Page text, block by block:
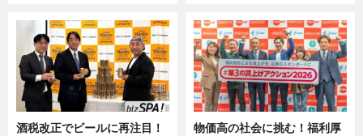
酒税改正でビールに再注目！ 物価高の社会に挑む！福利厚